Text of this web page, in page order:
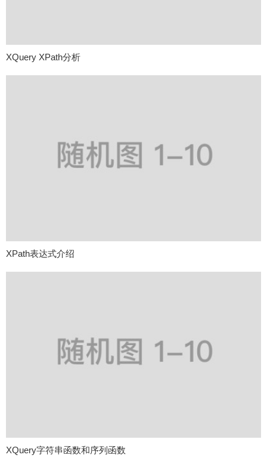
XQuery XPath分析
XPath表达式介绍
XQuery字符串函数和序列函数